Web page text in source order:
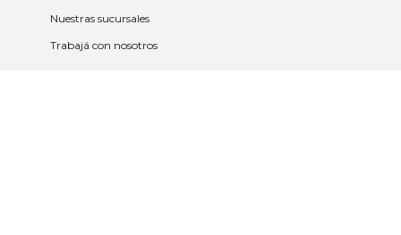
Nuestras sucursales
Trabajá con nosotros